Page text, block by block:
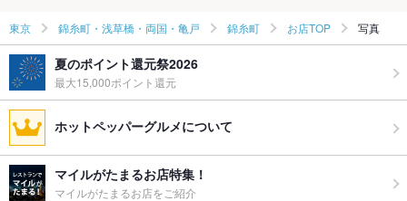
東京 錦糸町・浅草橋・両国・亀戸 錦糸町 お店TOP 写真
夏のポイント還元祭2026
最大15,000ポイント還元
ホットペッパーグルメについて
マイルがたまるお店特集！
マイルがたまるお店をご紹介